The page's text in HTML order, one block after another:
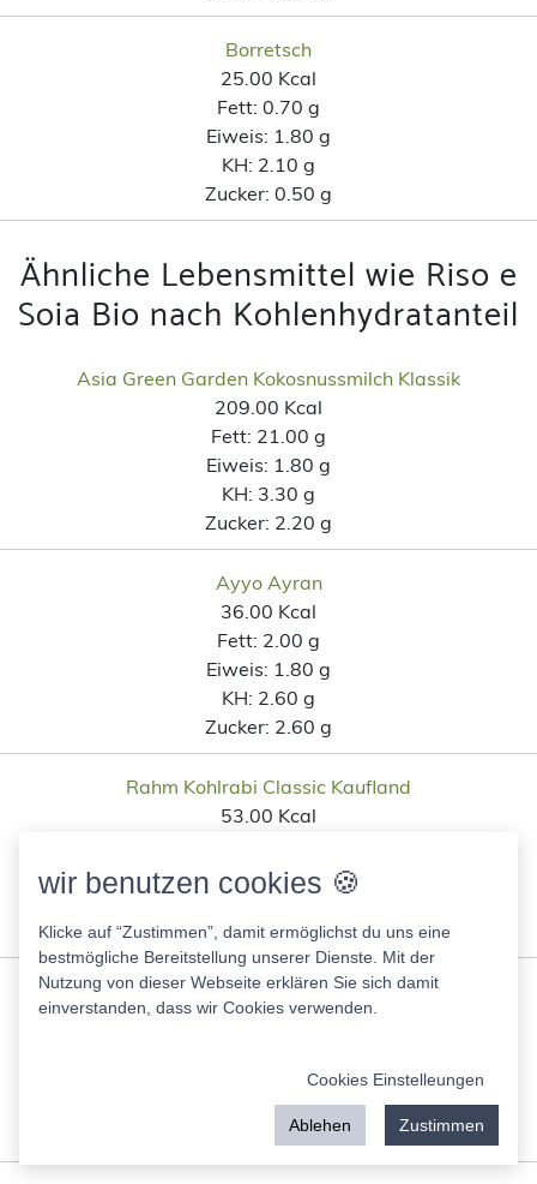
Borretsch
25.00 Kcal
Fett: 0.70 g
Eiweis: 1.80 g
KH: 2.10 g
Zucker: 0.50 g
Ähnliche Lebensmittel wie Riso e
Soia Bio nach Kohlenhydratanteil
Asia Green Garden Kokosnussmilch Klassik
209.00 Kcal
Fett: 21.00 g
Eiweis: 1.80 g
KH: 3.30 g
Zucker: 2.20 g
Ayyo Ayran
36.00 Kcal
Fett: 2.00 g
Eiweis: 1.80 g
KH: 2.60 g
Zucker: 2.60 g
Rahm Kohlrabi Classic Kaufland
53.00 Kcal
Eiweis: 1.80 g
KH:5.60 g
Zucker:2.90 g
Freshona Kokosnussmilch
205.00 Kcal
1.80 g
1.80 g
1.80 g
wir benutzen cookies 🍪
Klicke auf “Zustimmen”, damit ermöglichst du uns eine
bestmögliche Bereitstellung unserer Dienste. Mit der
Nutzung von dieser Webseite erklären Sie sich damit
einverstanden, dass wir Cookies verwenden.
Cookies Einstelleungen
Ablehen Zustimmen